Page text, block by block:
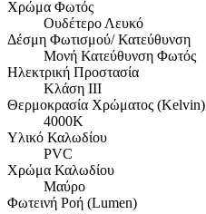
Χρώμα Φωτός
Ουδέτερο Λευκό
Δέσμη Φωτισμού/ Κατεύθυνση
Μονή Κατεύθυνση Φωτός
Ηλεκτρική Προστασία
Κλάση ΙΙΙ
Θερμοκρασία Χρώματος (Kelvin)
4000K
Υλικό Καλωδίου
PVC
Χρώμα Καλωδίου
Μαύρο
Φωτεινή Ροή (Lumen)